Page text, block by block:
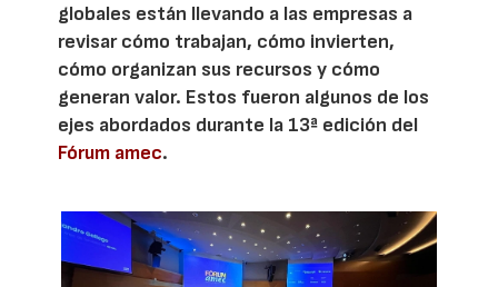
globales están llevando a las empresas a
revisar cómo trabajan, cómo invierten,
cómo organizan sus recursos y cómo
generan valor. Estos fueron algunos de los
ejes abordados durante la 13ª edición del
Fórum amec.